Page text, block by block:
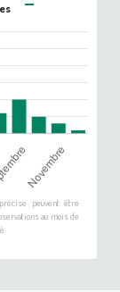
peuvent être
au mois de